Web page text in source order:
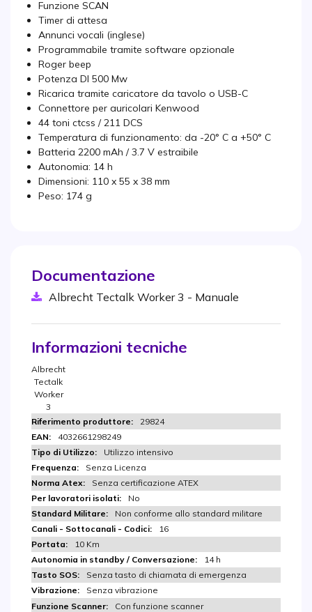
Funzione SCAN
Timer di attesa
Annunci vocali (inglese)
Programmabile tramite software opzionale
Roger beep
Potenza DI 500 Mw
Ricarica tramite caricatore da tavolo o USB-C
Connettore per auricolari Kenwood
44 toni ctcss / 211 DCS
Temperatura di funzionamento: da -20° C a +50° C
Batteria 2200 mAh / 3.7 V estraibile
Autonomia: 14 h
Dimensioni: 110 x 55 x 38 mm
Peso: 174 g
Documentazione
Albrecht Tectalk Worker 3 - Manuale
Informazioni tecniche
Albrecht
Tectalk
Worker
3
29824
4032661298249
Utilizzo intensivo
Senza Licenza
Senza certificazione ATEX
No
Non conforme allo standard militare
16
10 Km
14 h
Senza tasto di chiamata di emergenza
Senza vibrazione
Con funzione scanner